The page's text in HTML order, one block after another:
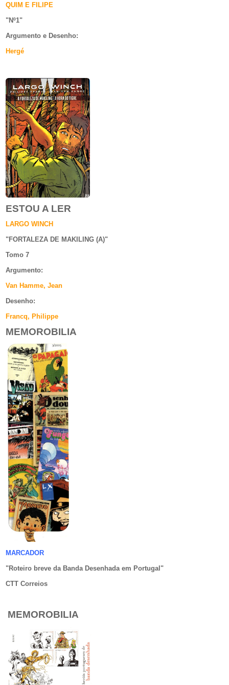
QUIM E FILIPE
"Nº1"
Argumento e Desenho:
Hergé
ESTOU A LER
LARGO WINCH
"FORTALEZA DE MAKILING (A)"
Tomo 7
Argumento:
Van Hamme, Jean
Desenho:
Francq, Philippe
MEMOROBILIA
MARCADOR
"Roteiro breve da Banda Desenhada em Portugal"
CTT Correios
MEMOROBILIA